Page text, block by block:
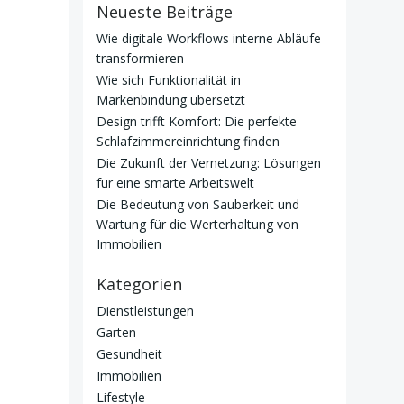
Neueste Beiträge
Wie digitale Workflows interne Abläufe
transformieren
Wie sich Funktionalität in
Markenbindung übersetzt
Design trifft Komfort: Die perfekte
Schlafzimmereinrichtung finden
Die Zukunft der Vernetzung: Lösungen
für eine smarte Arbeitswelt
Die Bedeutung von Sauberkeit und
Wartung für die Werterhaltung von
Immobilien
Kategorien
Dienstleistungen
Garten
Gesundheit
Immobilien
Lifestyle